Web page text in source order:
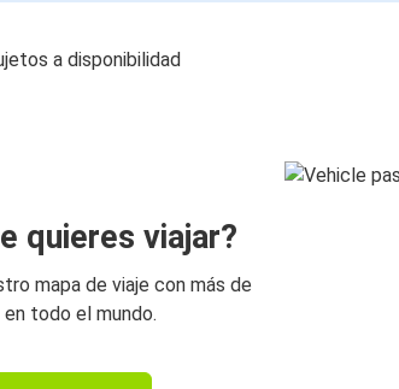
a disponibilidad
quieres viajar?
mapa de viaje con más de
todo el mundo.